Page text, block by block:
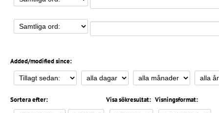
Added/modified since:
Sortera efter: Visa sökresultat: Visningsformat: